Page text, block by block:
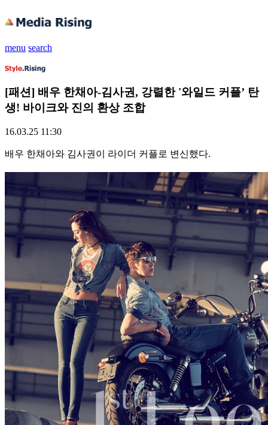
menu search
[패션] 배우 한채아-김사권, 강렬한 '와일드 커플’ 탄
생! 바이크와 진의 환상 조합
16.03.25 11:30
배우 한채아와 김사권이 라이더 커플로 변신했다.